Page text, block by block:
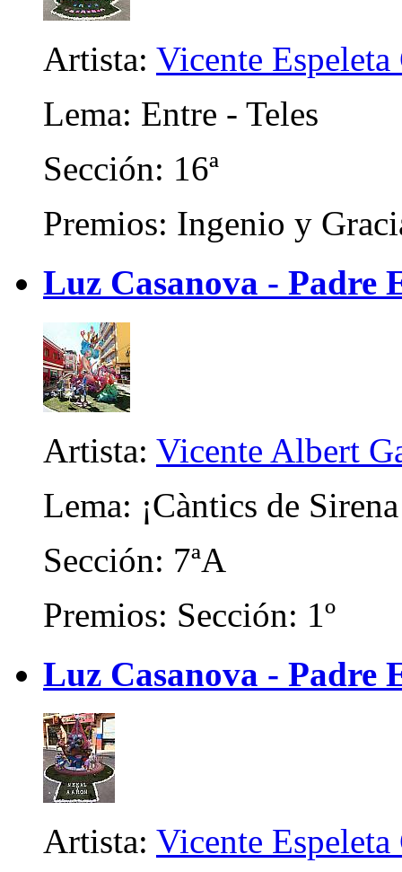
Artista: Vicente Espeleta
Lema: Entre - Teles
Sección: 16ª
Premios: Ingenio y
Luz Casanova - Padre
Artista: Vicente Albert
Lema: ¡Càntics de
Sección: 7ªA
Premios: Sección: 1º
Luz Casanova - Padre
Artista: Vicente Espeleta